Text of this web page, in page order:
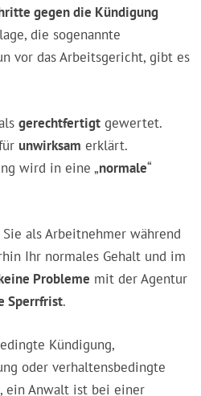
gegen die Kündigung
die sogenannte
vor das Arbeitsgericht, gibt es
gerechtfertigt gewertet.
unwirksam erklärt.
wird in eine „normale“
als Arbeitnehmer während
Ihr normales Gehalt und im
Probleme mit der Agentur
Sperrfrist.
Kündigung,
oder verhaltensbedingte
ein Anwalt ist bei einer